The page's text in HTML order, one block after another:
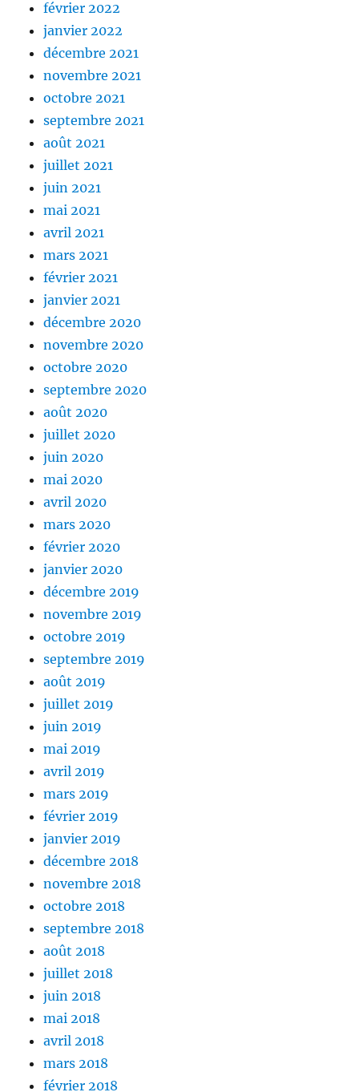
février 2022
janvier 2022
décembre 2021
novembre 2021
octobre 2021
septembre 2021
août 2021
juillet 2021
juin 2021
mai 2021
avril 2021
mars 2021
février 2021
janvier 2021
décembre 2020
novembre 2020
octobre 2020
septembre 2020
août 2020
juillet 2020
juin 2020
mai 2020
avril 2020
mars 2020
février 2020
janvier 2020
décembre 2019
novembre 2019
octobre 2019
septembre 2019
août 2019
juillet 2019
juin 2019
mai 2019
avril 2019
mars 2019
février 2019
janvier 2019
décembre 2018
novembre 2018
octobre 2018
septembre 2018
août 2018
juillet 2018
juin 2018
mai 2018
avril 2018
mars 2018
février 2018